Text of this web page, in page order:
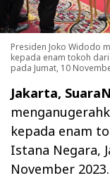
Presiden Joko Widodo
kepada enam tokoh
pada Jumat, 10
Jakarta,
kepada enam
Istana Negara,
November